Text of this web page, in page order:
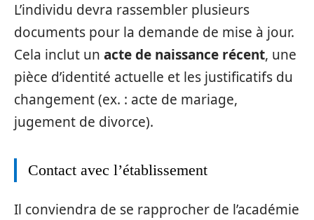
L’individu devra rassembler plusieurs
documents pour la demande de mise à jour.
Cela inclut un acte de naissance récent, une
pièce d’identité actuelle et les justificatifs du
changement (ex. : acte de mariage,
jugement de divorce).
Contact avec l’établissement
Il conviendra de se rapprocher de l’académie